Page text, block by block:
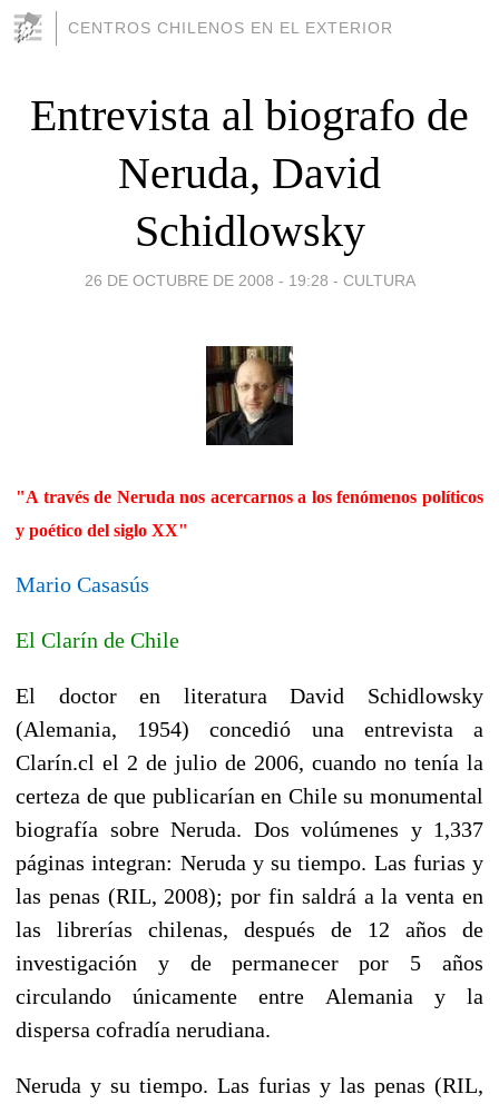
CENTROS CHILENOS EN EL EXTERIOR
Entrevista al biografo de
Neruda, David
Schidlowsky
26 DE OCTUBRE DE 2008 - 19:28 - CULTURA
"A través de Neruda nos acercarnos a los fenómenos políticos
y poético del siglo XX"
Mario Casasús
El Clarín de Chile
El doctor en literatura David Schidlowsky
(Alemania, 1954) concedió una entrevista a
Clarín.cl el 2 de julio de 2006, cuando no tenía la
certeza de que publicarían en Chile su monumental
biografía sobre Neruda. Dos volúmenes y 1,337
páginas integran: Neruda y su tiempo. Las furias y
las penas (RIL, 2008); por fin saldrá a la venta en
las librerías chilenas, después de 12 años de
investigación y de permanecer por 5 años
circulando únicamente entre Alemania y la
dispersa cofradía nerudiana.
Neruda y su tiempo. Las furias y las penas (RIL,